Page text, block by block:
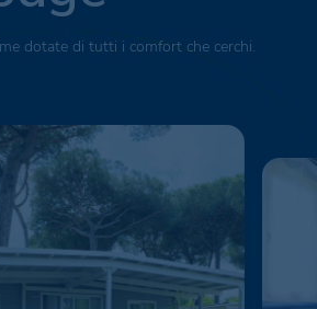
dotate di tutti i comfort che cerchi.